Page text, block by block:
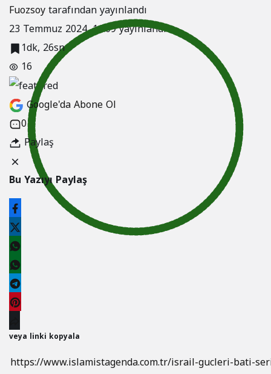
Fuozsoytarafından yayınlandı
23 Temmuz 2024, 11:09yayınlandı
1dk, 26sn
16
Google'da Abone Ol
0
Paylaş
Bu Yazıyı Paylaş
veya linki kopyala